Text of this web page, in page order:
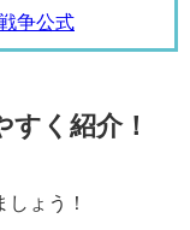
争公式
すく紹介！
ょう！